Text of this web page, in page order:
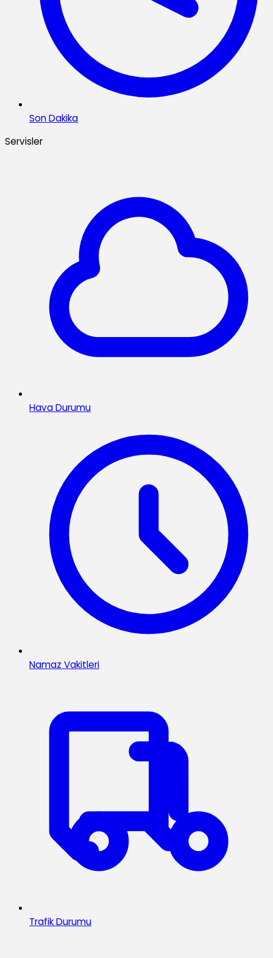
Son Dakika
Servisler
Hava Durumu
Namaz Vakitleri
Trafik Durumu